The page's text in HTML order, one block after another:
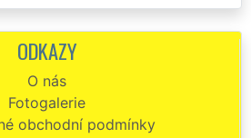
hladce a cena byla více než příznivá.
doporučit! Byla jsem příjemně
stěhováků super ochotný, milý a celé
proběhlo bez problémů a velmi
a plánování bylo také na jedničku,
ODKAZY
O nás
Fotogalerie